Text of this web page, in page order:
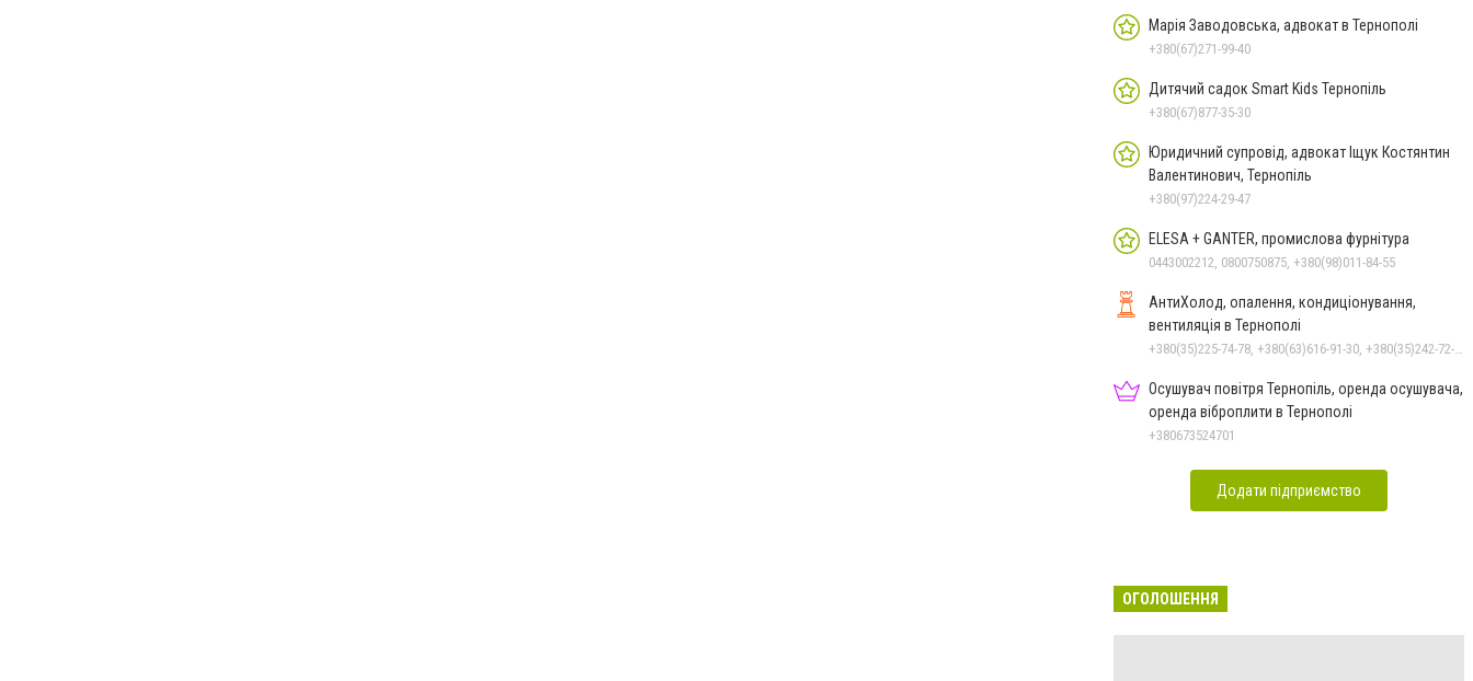
Марія Заводовська, адвокат в Тернополі
+380(67)271-99-40
Дитячий садок Smart Kids Тернопіль
+380(67)877-35-30
Юридичний супровід, адвокат Іщук Костянтин
Валентинович, Тернопіль
+380(97)224-29-47
ELESA + GANTER, промислова фурнітура
0443002212, 0800750875, +380(98)011-84-55
АнтиХолод, опалення, кондиціонування,
вентиляція в Тернополі
+380(35)225-74-78, +380(63)616-91-30, +380(35)242-72-37
Осушувач повітря Тернопіль, оренда осушувача,
оренда віброплити в Тернополі
+380673524701
Додати підприємство
ОГОЛОШЕННЯ